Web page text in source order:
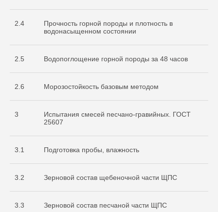
2.4
Прочность горной породы и плотность в
водонасыщенном состоянии
2.5 Водопоглощение горной породы за 48 часов
2.6 Морозостойкость базовым методом
3
Испытания смесей песчано-гравийных. ГОСТ
25607
3.1 Подготовка пробы, влажность
3.2 Зерновой состав щебеночной части ЩПС
3.3 Зерновой состав песчаной части ЩПС